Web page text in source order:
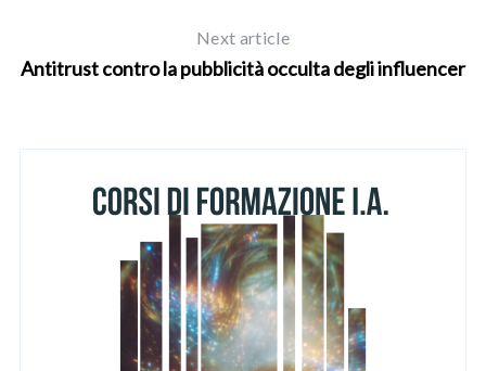
Next article
Antitrust contro la pubblicità occulta degli influencer